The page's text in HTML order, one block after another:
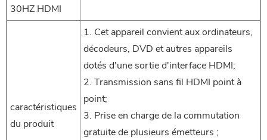
30HZ HDMI
caractéristiques
du produit
1. Cet appareil convient aux ordinateurs,
décodeurs, DVD et autres appareils
dotés d'une sortie d'interface HDMI;
2. Transmission sans fil HDMI point à
point;
3. Prise en charge de la commutation
gratuite de plusieurs émetteurs ;